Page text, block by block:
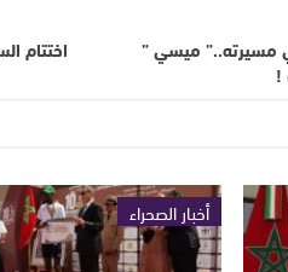
مسيرته..” ميسي ”
!
اختتام
أخبار الصحراء